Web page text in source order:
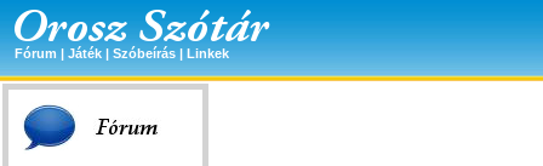
Fórum | Játék | Szóbeírás | Linkek